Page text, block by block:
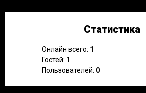
Статистика
Онлайн всего: 1
Гостей: 1
Пользователей: 0